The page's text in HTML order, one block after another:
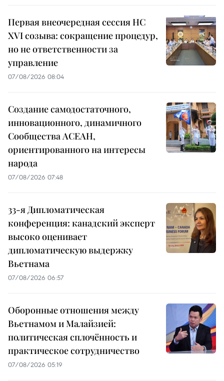
Первая внеочередная сессия НС
XVI созыва: сокращение процедур,
но не ответственности за
управление
07/08/2026 08:04
Создание самодостаточного,
инновационного, динамичного
Сообщества АСЕАН,
ориентированного на интересы
народа
07/08/2026 07:48
33-я Дипломатическая
конференция: канадский эксперт
высоко оценивает
дипломатическую выдержку
Вьетнама
07/08/2026 06:57
Оборонные отношения между
Вьетнамом и Малайзией:
политическая сплочённость и
практическое сотрудничество
07/08/2026 05:19